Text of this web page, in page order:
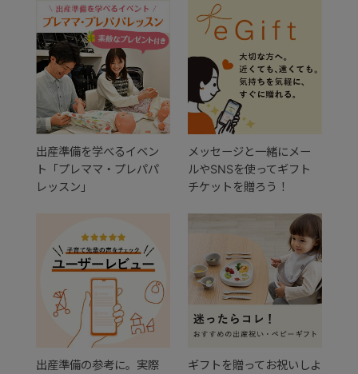
出産準備を学べるイベン
ト「プレママ・プレパパ
レッスン」
メッセージと一緒にメー
ルやSNSを使ってギフト
チケットを贈ろう！
出産準備の参考に。実際
ギフトを贈ってお祝いしよ